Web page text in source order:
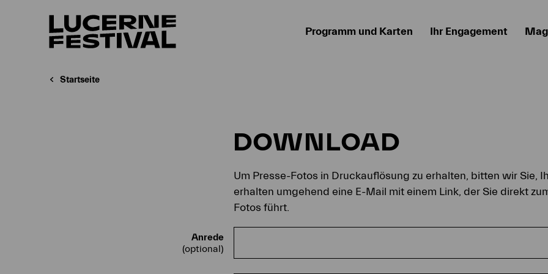
Programm und Karten Ihr Engagement
Startseite
DOWNLOAD
Um Presse-Fotos in Druckauflösung zu erhalten, bitten wir Sie,
erhalten umgehend eine E-Mail mit einem Link, der Sie direkt
Fotos führt.
Anrede
(optional)